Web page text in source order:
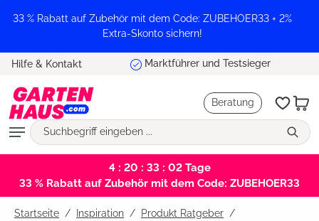
springen
33 % Rabatt auf Zubehör mit dem Code: ZUBEHOER33 + 2%
Extra-Skonto sichern!
Hilfe & Kontakt Marktführer und Testsieger
Beratung
4 : 20 : 33 : 01Tage
33 % Rabatt auf Zubehör mit dem Code: ZUBEHOER33
Startseite Inspiration / Produkt Ratgeber /